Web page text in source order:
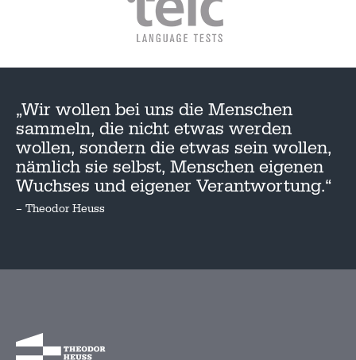
„Wir wollen bei uns die Menschen
sammeln, die nicht etwas werden
wollen, sondern die etwas sein wollen,
nämlich sie selbst, Menschen eigenen
Wuchses und eigener Verantwortung.“
– Theodor Heuss